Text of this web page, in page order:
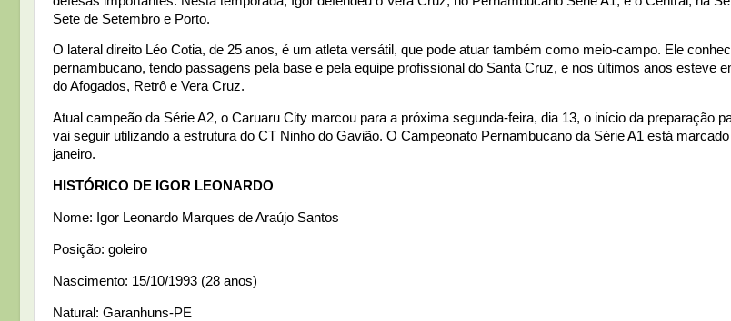
Sete de Setembro e Porto.
O lateral direito Léo Cotia, de 25 anos, é um atleta versátil, que pode atuar também como meio-campo. Ele
pernambucano, tendo passagens pela base e pela equipe profissional do Santa Cruz, e nos últimos anos esteve
do Afogados, Retrô e Vera Cruz.
Atual campeão da Série A2, o Caruaru City marcou para a próxima segunda-feira, dia 13, o início da preparação
vai seguir utilizando a estrutura do CT Ninho do Gavião. O Campeonato Pernambucano da Série A1 está
janeiro.
HISTÓRICO DE IGOR LEONARDO
Nome: Igor Leonardo Marques de Araújo Santos
Posição: goleiro
Nascimento: 15/10/1993 (28 anos)
Natural: Garanhuns-PE